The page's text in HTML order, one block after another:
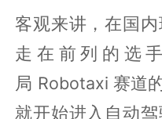
客观来讲，在国
走在前列的选
局 Robotaxi 赛道
就开始进入自动